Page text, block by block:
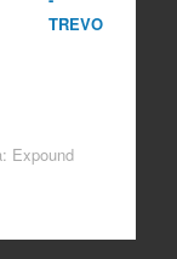
Expound